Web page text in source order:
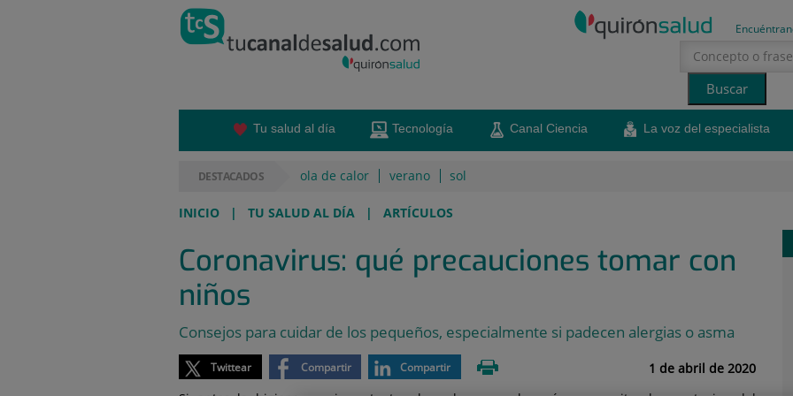
Saltar
al
contenido
Tu salud al día Tecnología Canal Ciencia La voz del especialista
DESTACADOS ola de calor verano sol
INICIO | TU SALUD AL DÍA | ARTÍCULOS
Coronavirus: qué precauciones tomar con
niños
Consejos para cuidar de los pequeños, especialmente si padecen alergias o asma
Twittear Compartir Compartir 1 de abril de 2020